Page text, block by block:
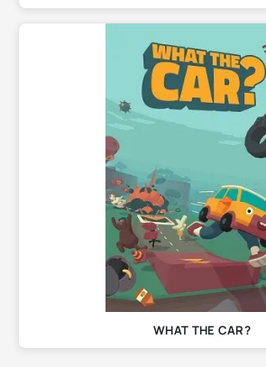
WHAT THE CAR?